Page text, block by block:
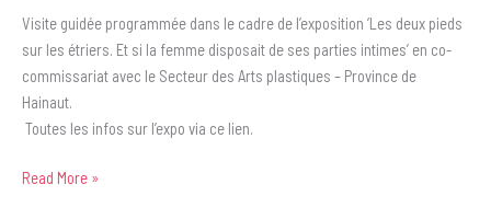
Visite guidée programmée dans le cadre de l’exposition ‘Les deux pieds
sur les étriers. Et si la femme disposait de ses parties intimes’ en co-
commissariat avec le Secteur des Arts plastiques – Province de
Hainaut.
Toutes les infos sur l’expo via ce lien.
Read More »